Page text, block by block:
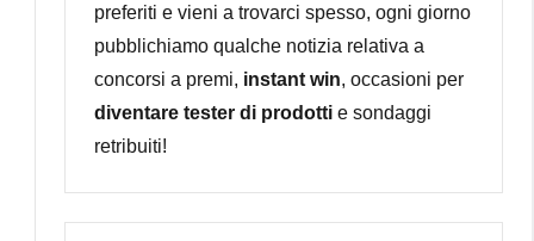
preferiti e vieni a trovarci spesso, ogni giorno
pubblichiamo qualche notizia relativa a
concorsi a premi, instant win, occasioni per
diventare tester di prodotti e sondaggi
retribuiti!